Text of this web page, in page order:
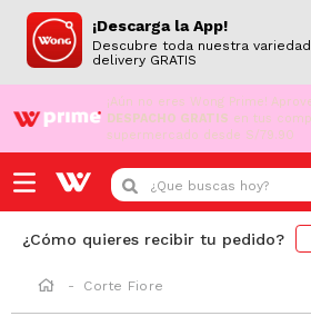
¡Descarga la App!
Descubre toda nuestra
delivery GRATIS
¡Aún no eres Wong Prime!
DESPACHO GRATIS en tus
supermercado desde S/79.90
¿Que buscas hoy?
¿Cómo quieres recibir tu pedido?
Corte Fiore